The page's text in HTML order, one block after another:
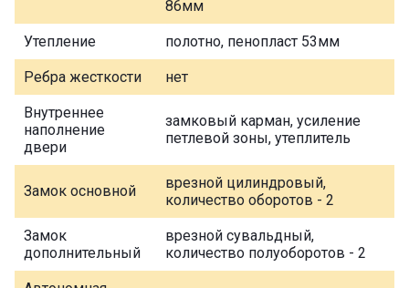
86мм
Утепление полотно, пенопласт 53мм
Ребра жесткости нет
Внутреннее
наполнение
двери
замковый карман, усиление
петлевой зоны, утеплитель
Замок основной
врезной цилиндровый,
количество оборотов - 2
Замок
дополнительный
врезной сувальдный,
количество полуоборотов - 2